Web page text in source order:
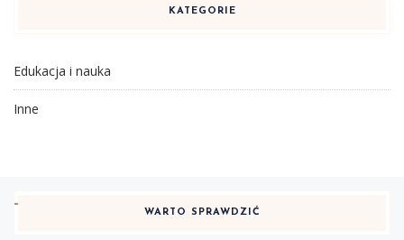
KATEGORIE
Edukacja i nauka
Inne
WARTO SPRAWDZIĆ